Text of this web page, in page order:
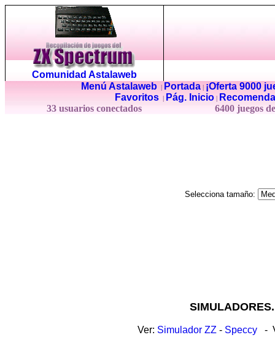
Comunidad Astalaweb
Menú Astalaweb| Portada|
¡Oferta 9000
Favoritos
Pág. Inicio
33 usuarios conectados
6400 juegos
Selecciona tamaño:
Ver: Simulador ZZ - Speccy -